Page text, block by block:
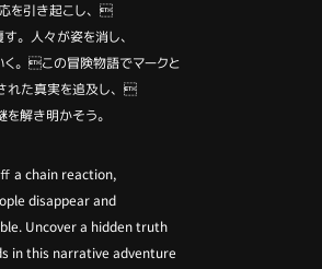
を引き起こし、
。人々が姿を消し、
く。この冒険物語でマークと
れた真実を追及し、
解き明かそう。
a chain reaction,
disappear and
Uncover a hidden truth
in this narrative adventure